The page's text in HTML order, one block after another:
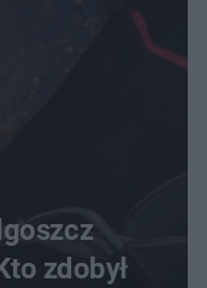
zdobył